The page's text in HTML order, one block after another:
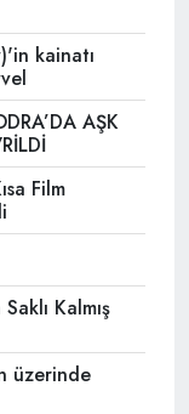
kainatı
AŞK
Film
Kalmış
üzerinde